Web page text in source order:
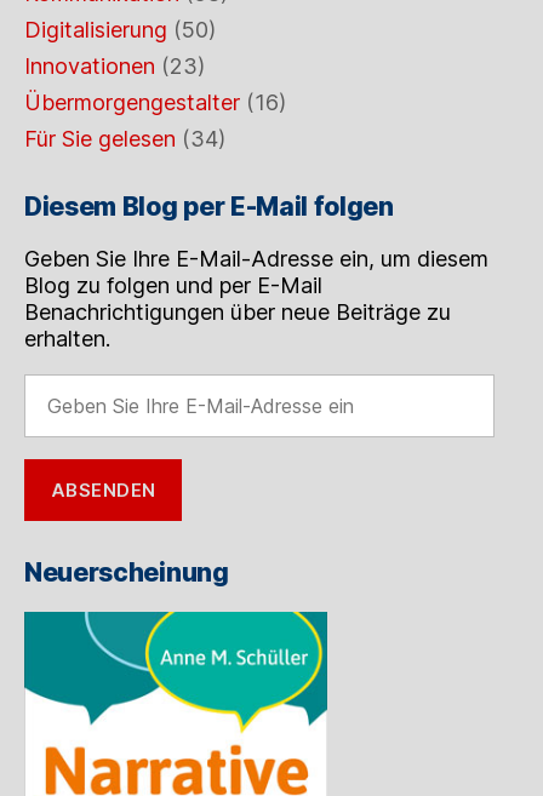
Digitalisierung (50)
Innovationen (23)
Übermorgengestalter (16)
Für Sie gelesen (34)
Diesem Blog per E-Mail folgen
Geben Sie Ihre E-Mail-Adresse ein, um diesem
Blog zu folgen und per E-Mail
Benachrichtigungen über neue Beiträge zu
erhalten.
Sie
Ihre
E-
Mail-
Adresse
ABSENDEN
Neuerscheinung